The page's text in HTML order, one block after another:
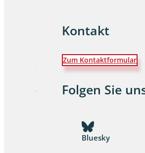
Kontakt
Zum Kontaktformular
Folgen Sie
Bluesky